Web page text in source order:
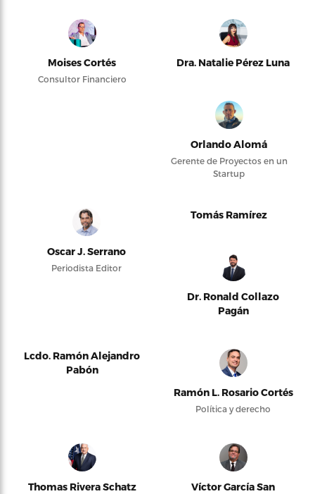
Moises Cortés
Consultor Financiero
Dra. Natalie Pérez Luna
Orlando Alomá
Gerente de Proyectos en un
Startup
Oscar J. Serrano
Periodista Editor
Tomás Ramírez
Dr. Ronald Collazo
Pagán
Lcdo. Ramón Alejandro
Pabón
Ramón L. Rosario Cortés
Política y derecho
Thomas Rivera Schatz
Víctor García San